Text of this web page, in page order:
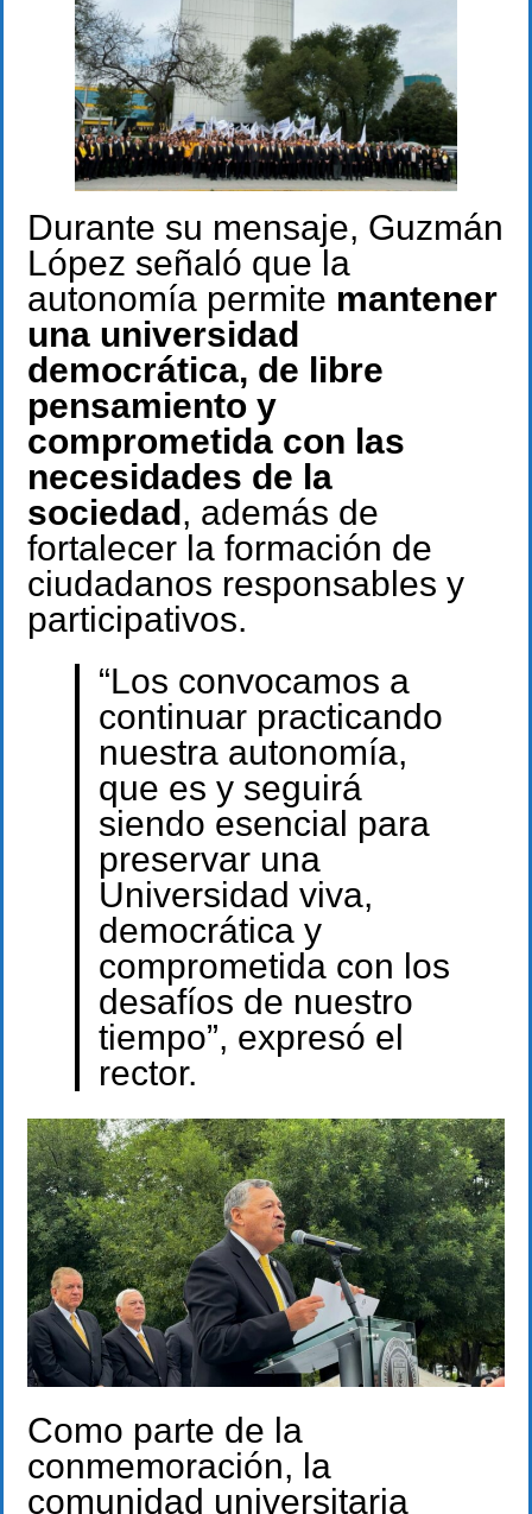
Durante su mensaje, Guzmán
López señaló que la
autonomía permite mantener
una universidad
democrática, de libre
pensamiento y
comprometida con las
necesidades de la
sociedad, además de
fortalecer la formación de
ciudadanos responsables y
participativos.
“Los convocamos a
continuar practicando
nuestra autonomía,
que es y seguirá
siendo esencial para
preservar una
Universidad viva,
democrática y
comprometida con los
desafíos de nuestro
tiempo”, expresó el
rector.
Como parte de la
conmemoración, la
comunidad universitaria